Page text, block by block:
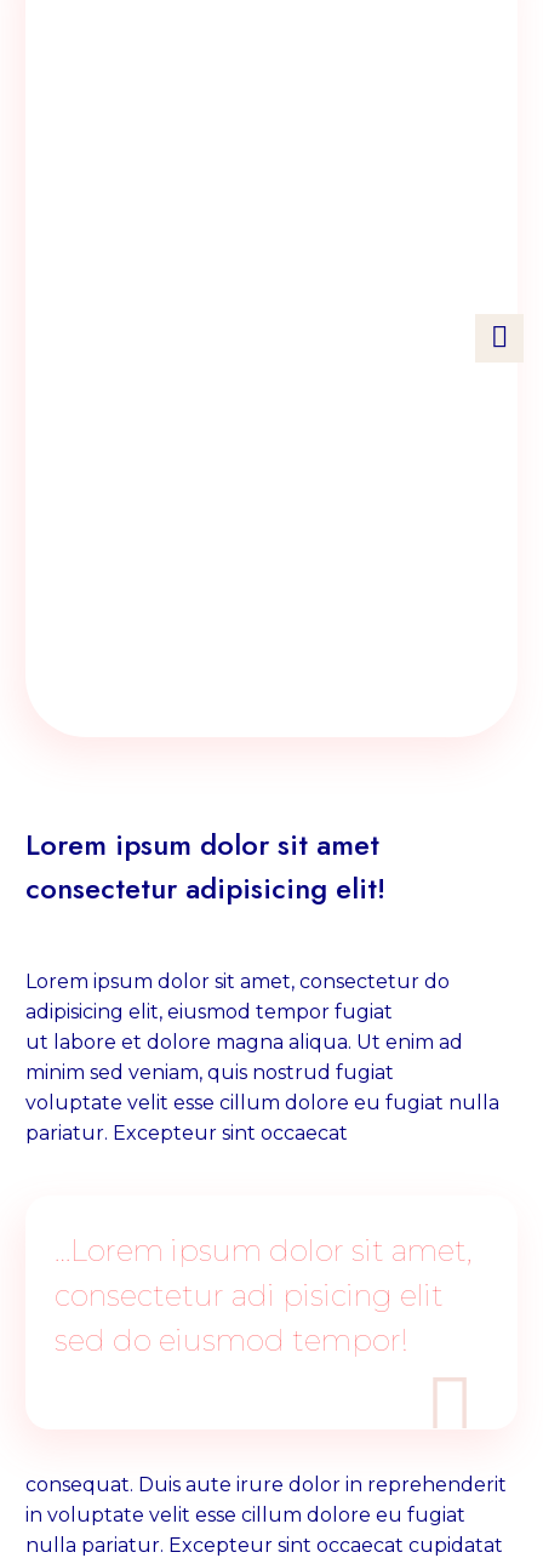
Lorem ipsum dolor sit amet
consectetur adipisicing elit!
Lorem ipsum dolor sit amet, consectetur do
adipisicing elit, eiusmod tempor fugiat
ut labore et dolore magna aliqua. Ut enim ad
minim sed veniam, quis nostrud fugiat
voluptate velit esse cillum dolore eu fugiat nulla
pariatur. Excepteur sint occaecat
…Lorem ipsum dolor sit amet,
consectetur adi pisicing elit
sed do eiusmod tempor!

consequat. Duis aute irure dolor in reprehenderit
in voluptate velit esse cillum dolore eu fugiat
nulla pariatur. Excepteur sint occaecat cupidatat